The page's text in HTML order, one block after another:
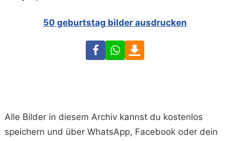
50 geburtstag bilder ausdrucken
FacebookWhatsApp
Alle Bilder in diesem Archiv kannst du kostenlos
speichern und über WhatsApp, Facebook oder dein